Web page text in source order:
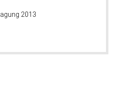
2013